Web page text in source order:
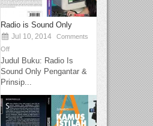
Radio is Sound Only
Jul 10, 2014
Comments
Off
Judul Buku: Radio Is
Sound Only Pengantar &
Prinsip...